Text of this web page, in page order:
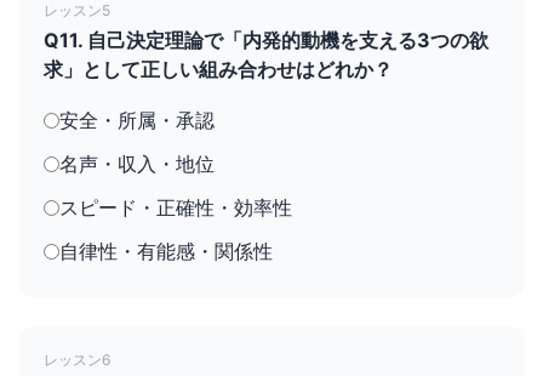
レッスン5
Q11. 自己決定理論で「内発的動機を支える3つの欲
求」として正しい組み合わせはどれか？
安全・所属・承認
名声・収入・地位
スピード・正確性・効率性
自律性・有能感・関係性
レッスン6